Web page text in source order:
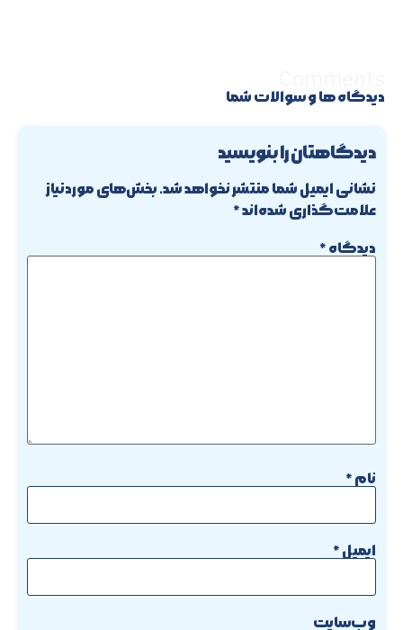
دیدگاه ها و سوالات شما
دیدگاهتان را بنویسید
نشانی ایمیل شما منتشر نخواهد شد.بخش‌های موردنیاز
علامت‌گذاری شده‌اند*
دیدگاه*
نام*
ایمیل*
وب‌سایت